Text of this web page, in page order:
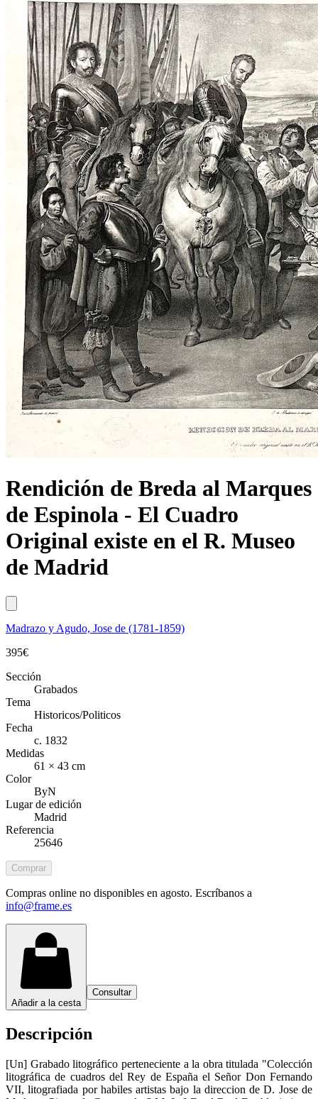
Rendición de Breda al Marques
de Espinola - El Cuadro
Original existe en el R. Museo
de Madrid
Madrazo y Agudo, Jose de (1781-1859)
395€
Sección
Grabados
Tema
Historicos/Politicos
Fecha
c. 1832
Medidas
61 × 43 cm
Color
ByN
Lugar de edición
Madrid
Referencia
25646
Comprar
Compras online no disponibles en agosto. Escríbanos a
info@frame.es
Añadir a la cesta
Consultar
Descripción
[Un] Grabado litográfico perteneciente a la obra titulada "Colección
litográfica de cuadros del Rey de España el Señor Don Fernando
VII, litografiada por habiles artistas bajo la direccion de D. Jose de